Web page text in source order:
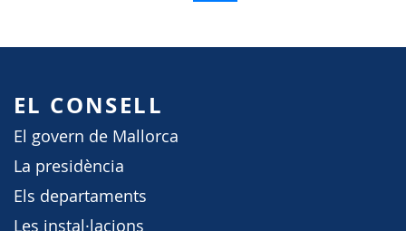
EL CONSELL
El govern de Mallorca
La presidència
Els departaments
Les instal·lacions